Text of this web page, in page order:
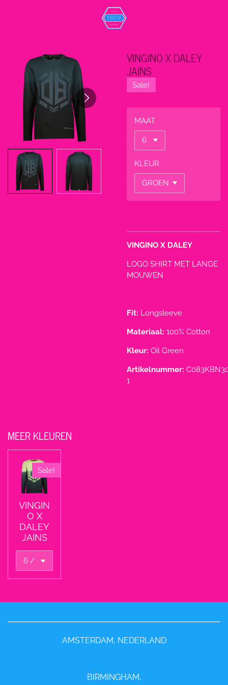
hoofdinhoud
VINGINO X DALEY
JAINS
Sale!
MAAT
KLEUR
VINGINO X DALEY
LOGO SHIRT MET LANGE
MOUWEN
Fit: Longsleeve
Materiaal: 100% Cotton
Kleur: Oil Green
Artikelnummer:
1
MEER KLEUREN
Sale!
VINGIN
O X
DALEY
JAINS
AMSTERDAM, NEDERLAND
BIRMINGHAM,